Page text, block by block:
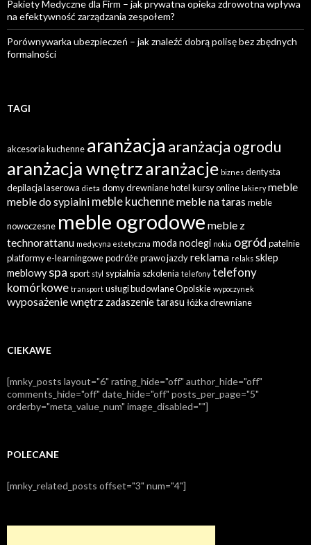
Pakiety Medyczne dla Firm – jak prywatna opieka zdrowotna wpływa
na efektywność zarządzania zespołem?
Porównywarka ubezpieczeń – jak znaleźć dobrą polisę bez zbędnych
formalności
TAGI
akcesoria kuchenne aranżacja aranżacja ogrodu
aranżacja wnętrzaranżacje biznes dentysta
depilacja laserowa dieta domy drewnianehotel kursy online lakiery meble
meble do sypialni meble kuchennemeble na taras meble
nowoczesne meble ogrodowe meble z
technorattanu medycyna estetyczna moda noclegi nokia ogród patelnie
platformy e-learningowepodróżeprawo jazdyreklama relaks sklep
meblowy spa sport styl sypialnia szkolenia telefony telefony
komórkowe transport usługi budowlane Opolskie wypoczynek
wyposażenie wnętrz zadaszenie tarasu łóżka drewniane
CIEKAWE
[mnky_posts layout="6" rating_hide="off" author_hide="off"
comments_hide="off" date_hide="off" posts_per_page="5"
orderby="meta_value_num" image_disabled=""]
POLECANE
[mnky_related_posts offset="3" num="4"]